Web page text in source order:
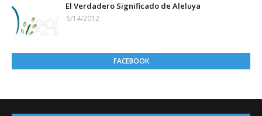
El Verdadero Significado de Aleluya
6/14/2012
FACEBOOK